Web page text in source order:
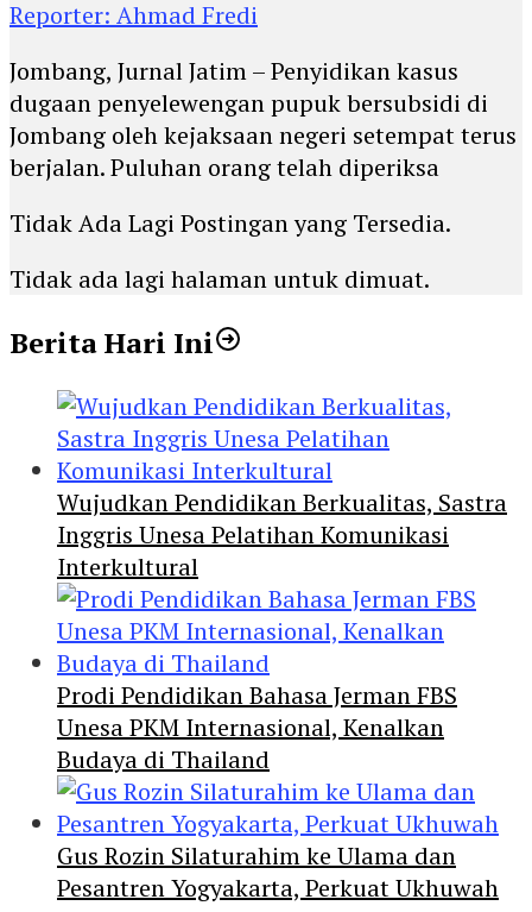
Reporter: Ahmad Fredi
Jombang, Jurnal Jatim – Penyidikan kasus
dugaan penyelewengan pupuk bersubsidi di
Jombang oleh kejaksaan negeri setempat terus
berjalan. Puluhan orang telah diperiksa
Tidak Ada Lagi Postingan yang Tersedia.
Tidak ada lagi halaman untuk dimuat.
Berita Hari Ini
Wujudkan Pendidikan Berkualitas, Sastra
Inggris Unesa Pelatihan Komunikasi
Interkultural
Prodi Pendidikan Bahasa Jerman FBS
Unesa PKM Internasional, Kenalkan
Budaya di Thailand
Gus Rozin Silaturahim ke Ulama dan
Pesantren Yogyakarta, Perkuat Ukhuwah